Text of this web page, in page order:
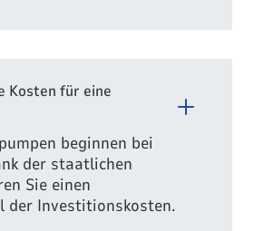
Kosten für eine
beginnen bei
der staatlichen
Sie einen
der Investitionskosten.